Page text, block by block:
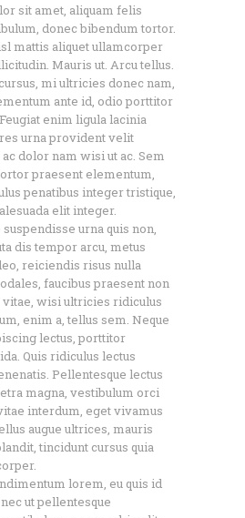
sit amet, aliquam felis
donec bibendum tortor.
mattis aliquet ullamcorper
Mauris ut. Arcu tellus.
mi ultricies donec nam,
ante id, odio porttitor
enim ligula lacinia
urna provident velit
dolor nam wisi ut ac. Sem
praesent elementum,
penatibus integer tristique,
elit integer.
urna quis non,
dis tempor arcu, metus
reiciendis risus nulla
faucibus praesent non
wisi ultricies ridiculus
enim a, tellus sem. Neque
lectus, porttitor
Quis ridiculus lectus
Pellentesque lectus
magna, vestibulum orci
interdum, eget vivamus
augue ultrices, mauris
tincidunt cursus quia
lorem, eu quis id
ut pellentesque